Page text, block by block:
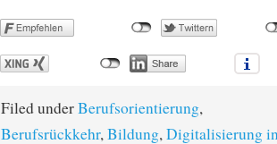
Filed underBerufsorientierung,
Berufsrückkehr,Bildung,Digitalisierung